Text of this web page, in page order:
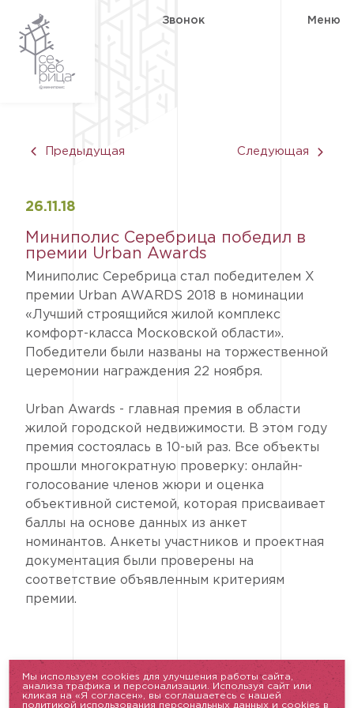
Звонок Меню
Предыдущая Следующая
26.11 .18
Миниполис Серебрица победил в
премии Urban Awards
Миниполис Серебрица стал победителем X
премии Urban AWARDS 2018 в номинации
«Лучший строящийся жилой комплекс
комфорт-класса Московской области».
Победители были названы на торжественной
церемонии награждения 22 ноября.
Urban Awards - главная премия в области
жилой городской недвижимости. В этом году
премия состоялась в 10-ый раз. Все объекты
прошли многократную проверку: онлайн-
голосование членов жюри и оценка
объективной системой, которая присваивает
баллы на основе данных из анкет
номинантов. Анкеты участников и проектная
документация были проверены на
соответствие объявленным критериям
премии.
Вконтакте
Мы используем cookies для улучшения работы сайта,
анализа трафика и персонализации. Используя сайт или
кликая на «Я согласен», вы соглашаетесь с нашей
политикой использования персональных данных и cookies в